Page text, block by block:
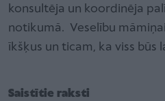
konsultēja un koordinēja
notikumā. Veselību
īkšķus un ticam, ka viss būs
Saistītie raksti